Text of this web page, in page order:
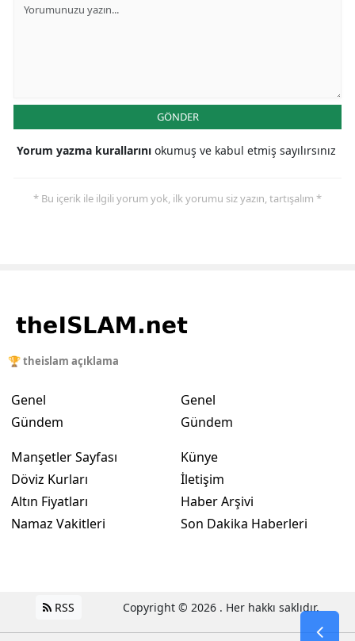
GÖNDER
Yorum yazma kurallarını okumuş ve kabul etmiş sayılırsınız
* Bu içerik ile ilgili yorum yok, ilk yorumu siz yazın, tartışalım *
🏆 theislam açıklama
Genel
Gündem
Genel
Gündem
Manşetler Sayfası
Döviz Kurları
Altın Fiyatları
Namaz Vakitleri
Künye
İletişim
Haber Arşivi
Son Dakika Haberleri
RSS Copyright © 2026 . Her hakkı saklıdır.